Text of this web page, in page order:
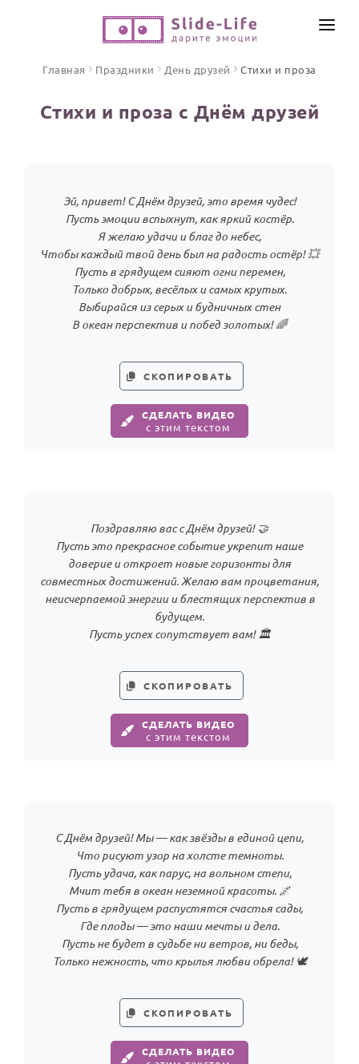
Открытки
Стихи и тексты
ПРАЗДНИКИ
С Днем рождения
Юбилей
Годовщина свадьбы
Календарь праздников
Папе
Детям
Все родственники
ОТЗЫВЫ
Главная Праздники День друзей Стихи и проза
Стихи и проза с Днём друзей
Эй, привет! С Днём друзей, это время чудес!
Пусть эмоции вспыхнут, как яркий костёр.
Я желаю удачи и благ до небес,
Чтобы каждый твой день был на радость остёр! 💥
Пусть в грядущем сияют огни перемен,
Только добрых, весёлых и самых крутых.
Выбирайся из серых и будничных стен
В океан перспектив и побед золотых! 🌈
СКОПИРОВАТЬ
СДЕЛАТЬ ВИДЕО
с этим текстом
Поздравляю вас с Днём друзей! 🤝
Пусть это прекрасное событие укрепит наше
доверие и откроет новые горизонты для
совместных достижений. Желаю вам процветания,
неисчерпаемой энергии и блестящих перспектив в
будущем.
Пусть успех сопутствует вам! 🏛️
СКОПИРОВАТЬ
СДЕЛАТЬ ВИДЕО
с этим текстом
С Днём друзей! Мы — как звёзды в единой цепи,
Что рисуют узор на холсте темноты.
Пусть удача, как парус, на вольном степи,
Мчит тебя в океан неземной красоты. 🌌
Пусть в грядущем распустятся счастья сады,
Где плоды — это наши мечты и дела.
Пусть не будет в судьбе ни ветров, ни беды,
Только нежность, что крылья любви обрела! 🕊️
СКОПИРОВАТЬ
СДЕЛАТЬ ВИДЕО